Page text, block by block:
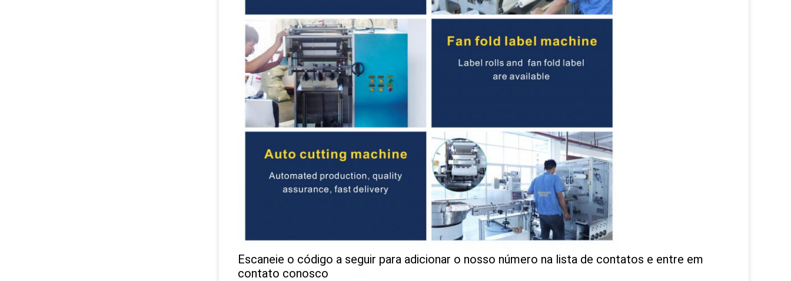
Escaneie o código a seguir para adicionar o nosso número na lista de contatos e entre em
contato conosco